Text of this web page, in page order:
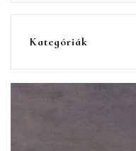
Kategóriák